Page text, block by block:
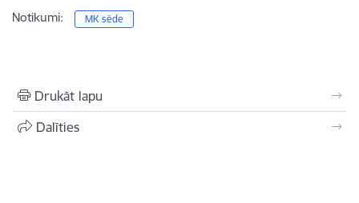
Notikumi: MK sēde
Drukāt lapu
Dalīties